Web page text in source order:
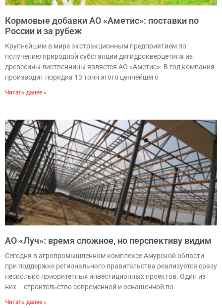
Кормовые добавки АО «Аметис»: поставки по
России и за рубеж
Крупнейшим в мире экстракционным предприятием по
получению природной субстанции дигидрокверцетина из
древесины лиственницы является АО «Аметис». В год компания
производит порядка 13 тонн этого ценнейшего
Читать далее »
АО «Луч»: время сложное, но перспективу видим
Сегодня в агропромышленном комплексе Амурской области
при поддержке регионального правительства реализуется сразу
несколько приоритетных инвестиционных проектов. Один из
них – строительство современной и оснащенной по
Читать далее »